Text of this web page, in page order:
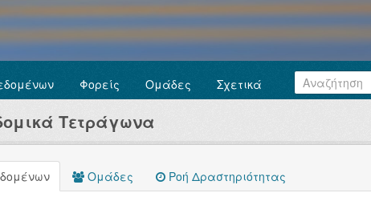
Φορείς Ομάδες Σχετικά
Τετράγωνα
Ομάδες Ροή Δραστηριότητας